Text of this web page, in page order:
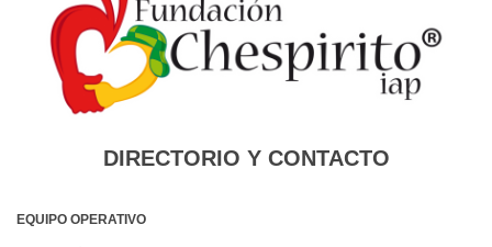
DIRECTORIO Y CONTACTO
EQUIPO OPERATIVO